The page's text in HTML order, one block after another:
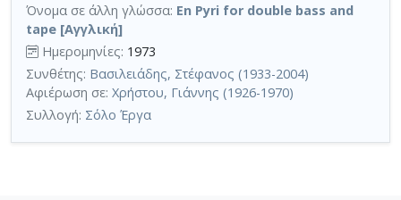
Όνομα σε άλλη γλώσσα: En Pyri for double bass and
tape [Αγγλική]
Ημερομηνίες: 1973
Συνθέτης: Βασιλειάδης, Στέφανος (1933-2004)
Αφιέρωση σε: Χρήστου, Γιάννης (1926-1970)
Συλλογή: Σόλο Έργα